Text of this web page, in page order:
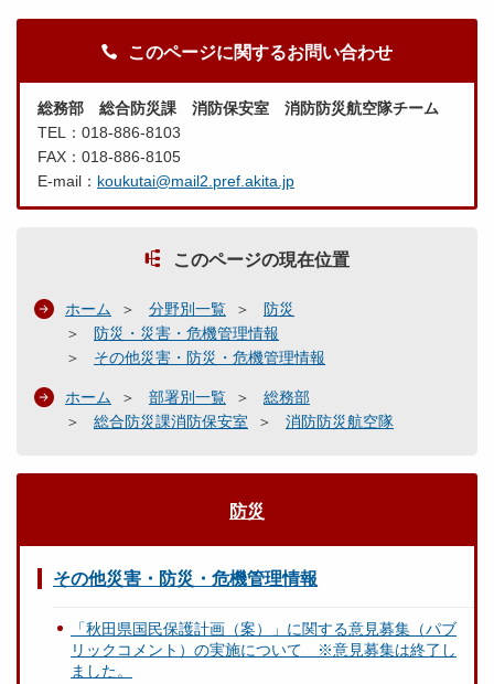
このページに関するお問い合わせ
総務部 総合防災課 消防保安室 消防防災航空隊チーム
TEL：018-886-8103
FAX：018-886-8105
E-mail： koukutai@mail2.pref.akita.jp
このページの現在位置
ホーム 分野別一覧
防災
防災・災害・危機管理情報
その他災害・防災・危機管理情報
ホーム 部署別一覧
総務部
総合防災課消防保安室
消防防災航空隊
防災
その他災害・防災・危機管理情報
「秋田県国民保護計画（案）」に関する意見募集（パブ
リックコメント）の実施について ※意見募集は終了し
ました。